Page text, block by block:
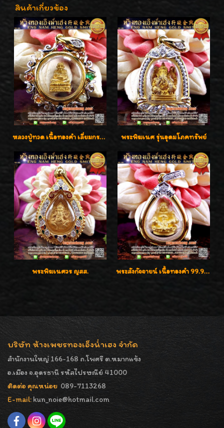
สินค้าเกี่ยวข้อง
หลวงปู่ทวด เนื้อทองคำ เลี่ยมกรอบทองคำประดับเพชรแท้และพลอยนพเก้า น่ารักมากๆค่ะ พระพิฆเนศ รุ่นอุดมโภคทรัพย์
พระพิฆเนศวร ญสส. พระสังกัจจายน์ เนื้อทองคำ 99.99%
บริษัท ห้างเพชรทองเอ็งน่ำเฮง จำกัด
สำนักงานใหญ่ 166-168 ถ.โพศรี ต.หมากแข้ง
อ.เมือง จ.อุดรธานี รหัสไปรษณีย์ 41000
ติดต่อ คุณหน่อย 089-7113268
E-mail: kun_noie@hotmail.com